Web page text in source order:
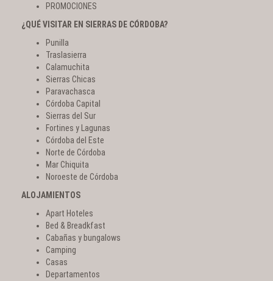
PROMOCIONES
¿QUÉ VISITAR EN SIERRAS DE CÓRDOBA?
Punilla
Traslasierra
Calamuchita
Sierras Chicas
Paravachasca
Córdoba Capital
Sierras del Sur
Fortines y Lagunas
Córdoba del Este
Norte de Córdoba
Mar Chiquita
Noroeste de Córdoba
ALOJAMIENTOS
Apart Hoteles
Bed & Breadkfast
Cabañas y bungalows
Camping
Casas
Departamentos